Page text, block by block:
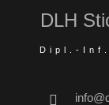
DLH
Dipl.-Inf.